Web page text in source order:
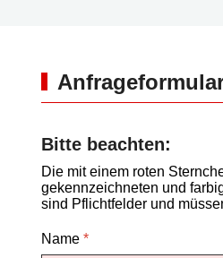
Bitte beachten:
Die mit einem roten
gekennzeichneten und
sind Pflichtfelder und
Name*